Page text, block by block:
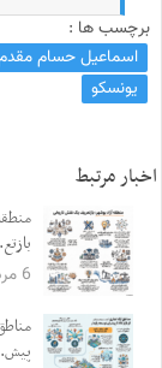
برچسب ها :
اسماعیل حسام
یونسکو
اخبار مرتبط
6 مرداد 1405